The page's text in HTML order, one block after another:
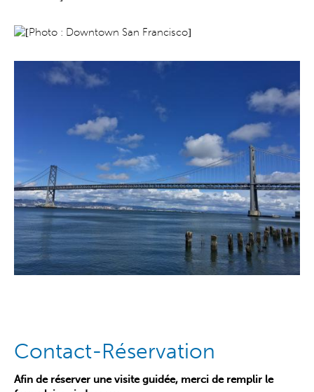
Contact-Réservation
Afin de réserver une visite guidée, merci de remplir le